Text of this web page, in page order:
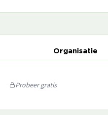
Organisatie
Probeer gratis